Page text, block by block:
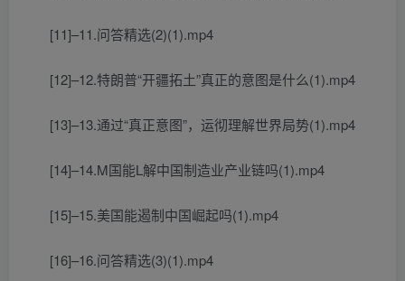
[11]–11.问答精选(2)(1).mp4
[12]–12.特朗普“开疆拓土”真正的意图是什么(1).mp4
[13]–13.通过“真正意图”，运彻理解世界局势(1).mp4
[14]–14.M国能L解中国制造业产业链吗(1).mp4
[15]–15.美国能遏制中国崛起吗(1).mp4
[16]–16.问答精选(3)(1).mp4